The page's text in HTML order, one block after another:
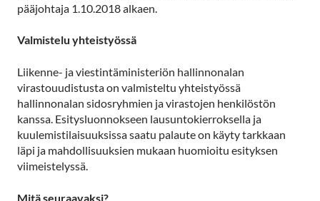
pääjohtaja 1.10.2018 alkaen.
Valmistelu yhteistyössä
Liikenne- ja viestintäministeriön hallinnonalan
virastouudistusta on valmisteltu yhteistyössä
hallinnonalan sidosryhmien ja virastojen henkilöstön
kanssa. Esitysluonnokseen lausuntokierroksella ja
kuulemistilaisuuksissa saatu palaute on käyty tarkkaan
läpi ja mahdollisuuksien mukaan huomioitu esityksen
viimeistelyssä.
Mitä seuraavaksi?